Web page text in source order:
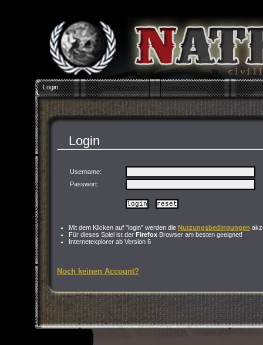
Login
Login
Username:
Passwort:
Mit dem Klicken auf "login" werden die Nutzungsbedingungen
Für dieses Spiel ist der Firefox Browser am besten geeignet!
Internetexplorer ab Version 6
Noch keinen Account?